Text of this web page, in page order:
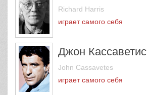
Richard Harris
играет самого себя
Джон Кассаветис
John Cassavetes
играет самого себя